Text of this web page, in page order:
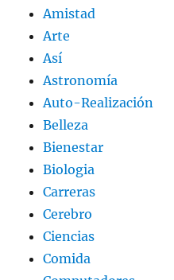
Amistad
Arte
Así
Astronomía
Auto-Realización
Belleza
Bienestar
Biologia
Carreras
Cerebro
Ciencias
Comida